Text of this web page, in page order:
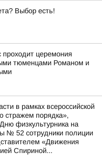
Выбор есть!
проходит церемония
тюменцами Романом и
в рамках всероссийской
стражем порядка»,
физкультурника на
№ 52 сотрудники полиции
«Движения
Спириной...